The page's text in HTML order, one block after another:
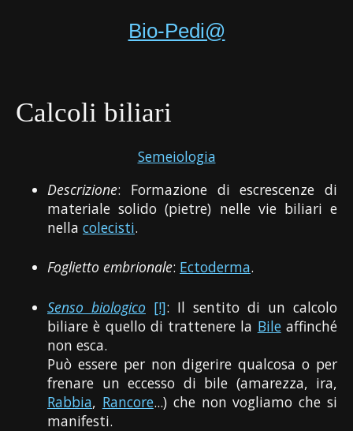
Bio-Pedi@
Calcoli biliari
Semeiologia
Descrizione: Formazione di escrescenze di
materiale solido (pietre) nelle vie biliari e
nella colecisti.
Foglietto embrionale: Ectoderma.
Senso biologico [!]: Il sentito di un calcolo
biliare è quello di trattenere la Bileaffinché
non esca.
Può essere per non digerire qualcosa o per
frenare un eccesso di bile (amarezza, ira,
Rabbia, Rancore...) che non vogliamo che si
manifesti.